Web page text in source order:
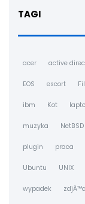
TAGI
acer active
EOS escort
ibm Kot
muzyka NetBSD
plugin praca
Ubuntu UNIX
wypadek